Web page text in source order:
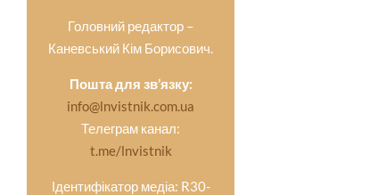
Головний редактор –
Каневський Кім Борисович.
Пошта для зв’язку:
info@lnvistnik.com.ua
Телеграм канал:
t.me/lnvistnik
Ідентифікатор медіа: R30-